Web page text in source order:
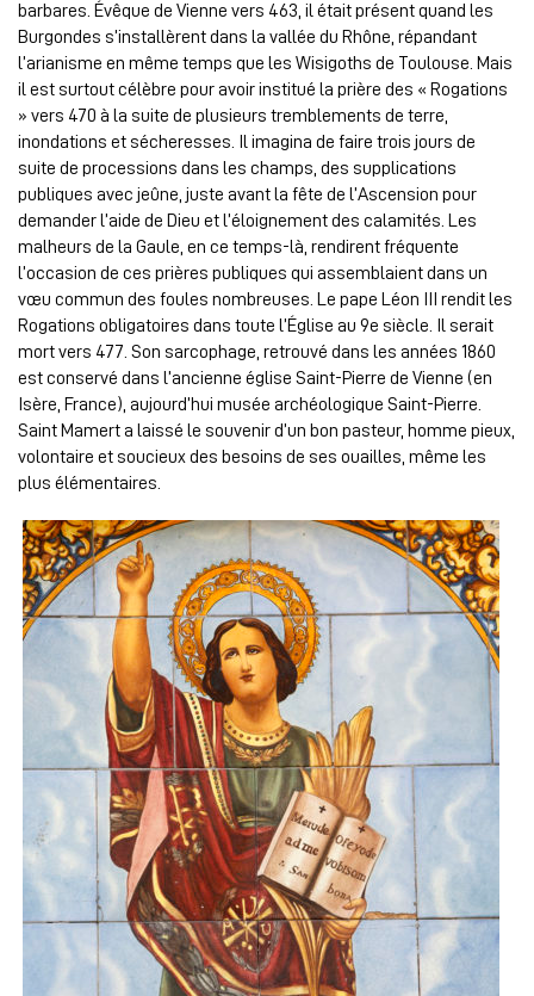
barbares. Évêque de Vienne vers 463, il était présent quand les
Burgondes s’installèrent dans la vallée du Rhône, répandant
l’arianisme en même temps que les Wisigoths de Toulouse. Mais
il est surtout célèbre pour avoir institué la prière des « Rogations
» vers 470 à la suite de plusieurs tremblements de terre,
inondations et sécheresses. Il imagina de faire trois jours de
suite de processions dans les champs, des supplications
publiques avec jeûne, juste avant la fête de l’Ascension pour
demander l’aide de Dieu et l’éloignement des calamités. Les
malheurs de la Gaule, en ce temps-là, rendirent fréquente
l’occasion de ces prières publiques qui assemblaient dans un
vœu commun des foules nombreuses. Le pape Léon III rendit les
Rogations obligatoires dans toute l’Église au 9e siècle. Il serait
mort vers 477. Son sarcophage, retrouvé dans les années 1860
est conservé dans l’ancienne église Saint-Pierre de Vienne (en
Isère, France), aujourd’hui musée archéologique Saint-Pierre.
Saint Mamert a laissé le souvenir d’un bon pasteur, homme pieux,
volontaire et soucieux des besoins de ses ouailles, même les
plus élémentaires.